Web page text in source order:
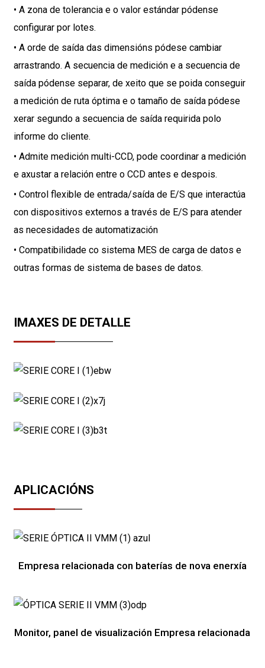
• A zona de tolerancia e o valor estándar pódense
configurar por lotes.
• A orde de saída das dimensións pódese cambiar
arrastrando. A secuencia de medición e a secuencia de
saída pódense separar, de xeito que se poida conseguir
a medición de ruta óptima e o tamaño de saída pódese
xerar segundo a secuencia de saída requirida polo
informe do cliente.
• Admite medición multi-CCD, pode coordinar a medición
e axustar a relación entre o CCD antes e despois.
• Control flexible de entrada/saída de E/S que interactúa
con dispositivos externos a través de E/S para atender
as necesidades de automatización
• Compatibilidade co sistema MES de carga de datos e
outras formas de sistema de bases de datos.
IMAXES DE DETALLE
APLICACIÓNS
Empresa relacionada con baterías de nova enerxía
Monitor, panel de visualización Empresa relacionada